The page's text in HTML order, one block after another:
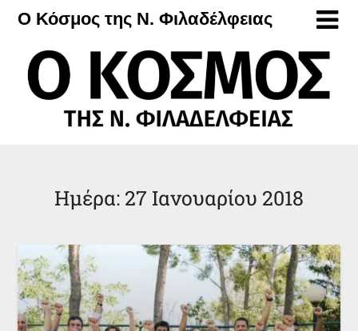
Μετάβαση
περιεχόμενο
Ο Κόσμος της Ν. Φιλαδέλφειας
Ημέρα: 27 Ιανουαρίου 2018